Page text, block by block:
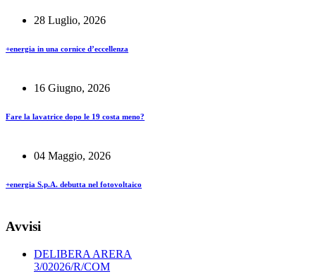
28 Luglio, 2026
+energia in una cornice d’eccellenza
16 Giugno, 2026
Fare la lavatrice dopo le 19 costa meno?
04 Maggio, 2026
+energia S.p.A. debutta nel fotovoltaico
Avvisi
DELIBERA ARERA
3/02026/R/COM